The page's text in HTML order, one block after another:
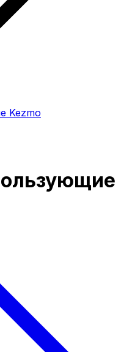
Kezmo